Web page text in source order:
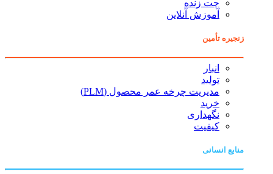
چت زنده
آموزش آنلاین
زنجیره تأمین
انبار
تولید
مدیریت چرخه عمر محصول (PLM)
خرید
نگهداری
کیفیت
منابع انسانی